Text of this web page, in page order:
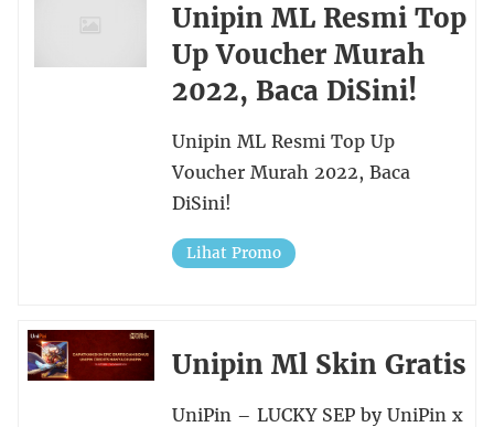
Unipin ML Resmi Top
Up Voucher Murah
2022, Baca DiSini!
Unipin ML Resmi Top Up
Voucher Murah 2022, Baca
DiSini!
Lihat Promo
Unipin Ml Skin Gratis
UniPin – LUCKY SEP by UniPin x